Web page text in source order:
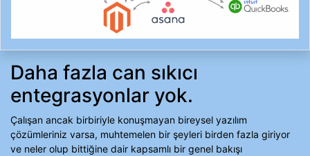
Daha fazla can sıkıcı
entegrasyonlar yok.
Çalışan ancak birbiriyle konuşmayan bireysel yazılım
çözümleriniz varsa, muhtemelen bir şeyleri birden fazla giriyor
ve neler olup bittiğine dair kapsamlı bir genel bakışı